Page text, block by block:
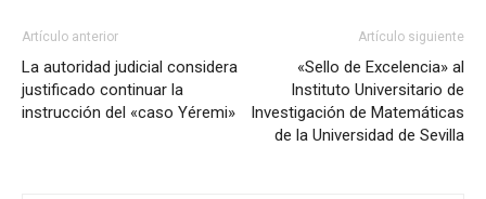
Artículo anterior
La autoridad judicial considera
justificado continuar la
instrucción del «caso Yéremi»
Artículo siguiente
«Sello de Excelencia» al
Instituto Universitario de
Investigación de Matemáticas
de la Universidad de Sevilla